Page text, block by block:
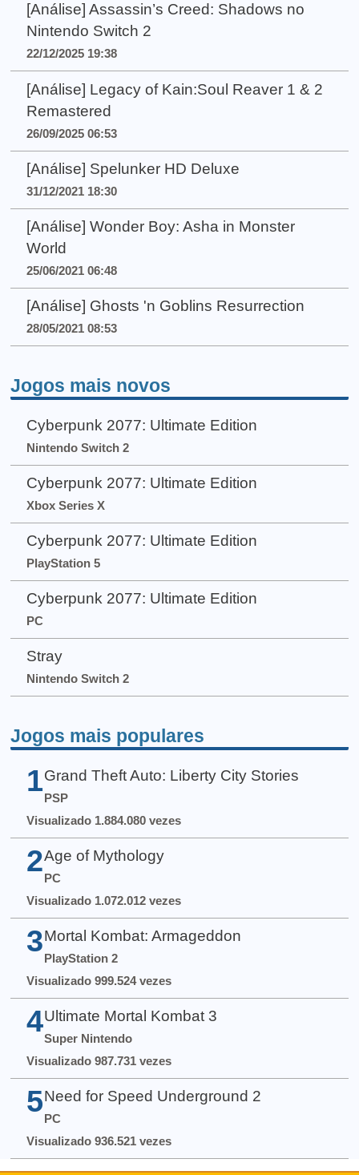
[Análise] Assassin’s Creed: Shadows no
Nintendo Switch 2
22/12/2025 19:38
[Análise] Legacy of Kain:Soul Reaver 1 & 2
Remastered
26/09/2025 06:53
[Análise] Spelunker HD Deluxe
31/12/2021 18:30
[Análise] Wonder Boy: Asha in Monster
World
25/06/2021 06:48
[Análise] Ghosts 'n Goblins Resurrection
28/05/2021 08:53
Jogos mais novos
Cyberpunk 2077: Ultimate Edition
Nintendo Switch 2
Cyberpunk 2077: Ultimate Edition
Xbox Series X
Cyberpunk 2077: Ultimate Edition
PlayStation 5
Cyberpunk 2077: Ultimate Edition
PC
Stray
Nintendo Switch 2
Jogos mais populares
1 Grand Theft Auto: Liberty City Stories
PSP
Visualizado 1.884.080 vezes
2 Age of Mythology
PC
Visualizado 1.072.012 vezes
3 Mortal Kombat: Armageddon
PlayStation 2
Visualizado 999.524 vezes
4 Ultimate Mortal Kombat 3
Super Nintendo
Visualizado 987.731 vezes
5 Need for Speed Underground 2
PC
Visualizado 936.521 vezes